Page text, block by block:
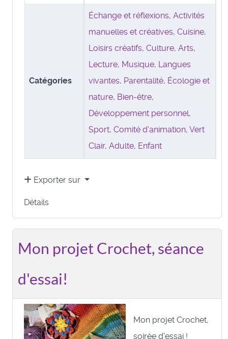
Catégories
Échange et réflexions, Activités
manuelles et créatives, Cuisine,
Loisirs créatifs, Culture, Arts,
Lecture, Musique, Langues
vivantes, Parentalité, Écologie et
nature, Bien-être,
Développement personnel,
Sport, Comité d'animation, Vert
Clair, Adulte, Enfant
Exporter sur
Détails
Mon projet Crochet, séance
d'essai!
Mon projet Crochet,
soirée d'essai !